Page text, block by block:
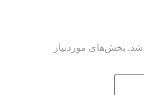
شد. بخش‌های موردنیاز